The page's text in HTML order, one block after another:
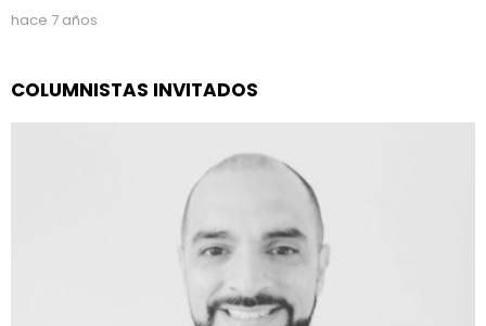
hace 7 años
COLUMNISTAS INVITADOS